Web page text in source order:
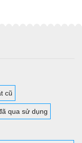
cũ
qua sử dụng